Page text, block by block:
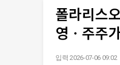
폴라리스
영ㆍ주주
입력 2026-07-06 09:02